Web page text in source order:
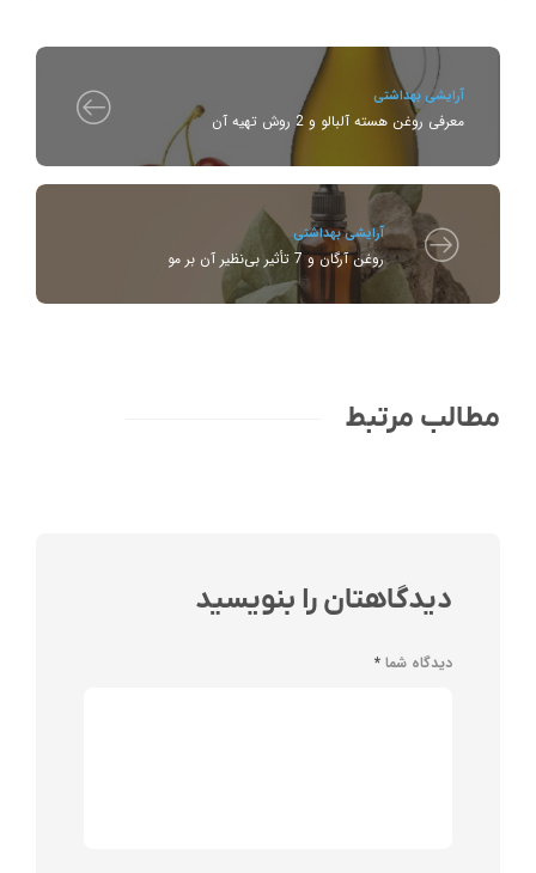
آرایشی بهداشتی
معرفی روغن هسته آلبالو و 2 روش تهیه آن
آرایشی بهداشتی
روغن آرگان و 7 تأثیر بی‌نظیر آن بر مو
مطالب مرتبط
دیدگاهتان را بنویسید
دیدگاه شما *